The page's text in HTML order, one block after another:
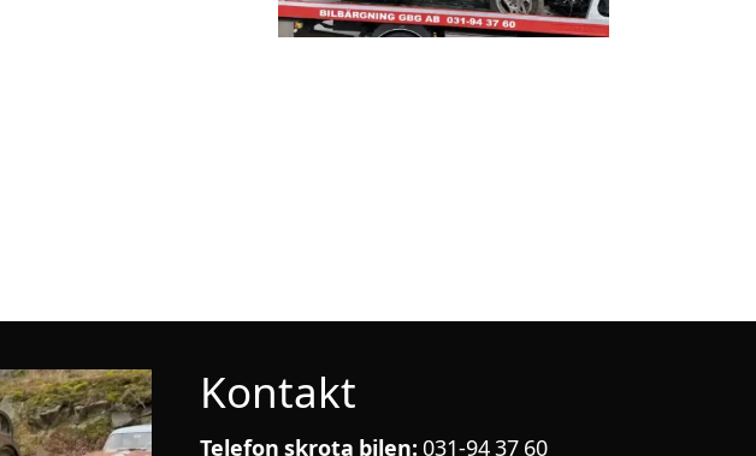
Kontakt
Telefon skrota bilen: 031-94 37 60